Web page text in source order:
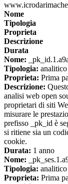
Nome
Tipologia
Proprieta
Descrizione
Durata
Nome:
Tipologia: analitico
Proprieta: Prima
Descrizione:
analisi web open
proprietari di siti
misurare le
prefisso _pk_id è
si ritiene sia un
cookie.
Durata: 1 anno
Nome:
Tipologia: analitico
Proprieta: Prima